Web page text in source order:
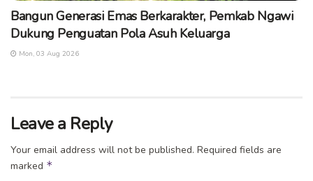
Bangun Generasi Emas Berkarakter, Pemkab Ngawi
Dukung Penguatan Pola Asuh Keluarga
Mon, 03 Aug 2026
Leave a Reply
Your email address will not be published. Required fields are
marked *